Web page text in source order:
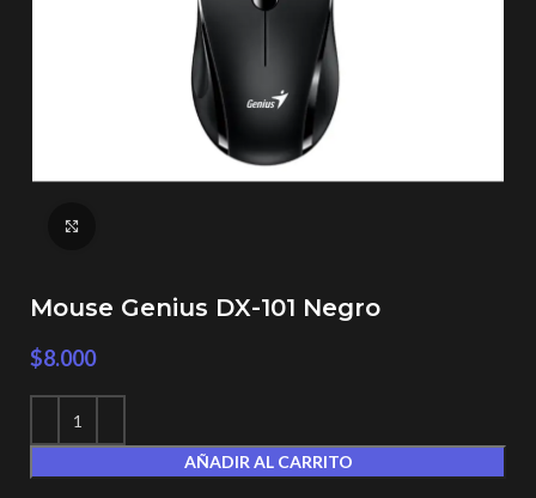
Mouse Genius DX-101 Negro
$8.000
AÑADIR AL CARRITO